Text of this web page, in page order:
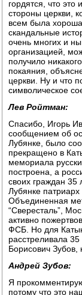
гордятся, что
стороны церкви,
всем была
скандальные
очень многих и
организацией,
получило
покаяния,
церкви. Ну и что
символическое
Лев Ройтман:
Спасибо, Игорь
сообщением об
Лубянке, было
прекращено в
мемориала
построена, а
своих граждан
Лубянке
Объединенная
“Свересталь”,
активно
ФСБ. Но для
расстреливала
Борисович Зубов,
Андрей Зубов:
Я
потому что это